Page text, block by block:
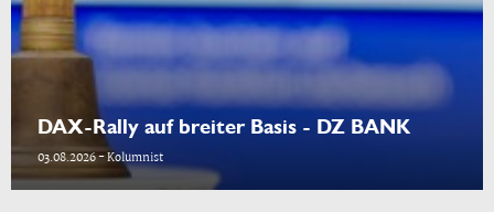
DAX-Rally auf breiter Basis - DZ BANK
03.08.2026 - Kolumnist